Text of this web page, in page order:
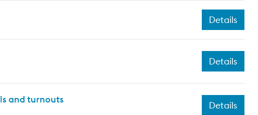
Details
Details
and turnouts
Details